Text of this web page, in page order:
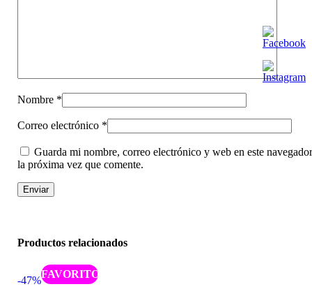
Nombre *
Correo electrónico *
Guarda mi nombre, correo electrónico y web en este
la próxima vez que comente.
Productos relacionados
-47%
Caliente